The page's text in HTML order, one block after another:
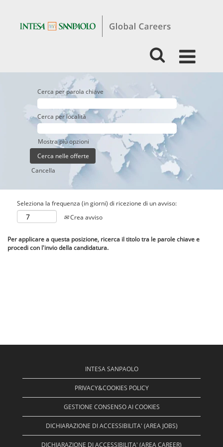
Cerca per parola chiave
Cerca per località
Mostra più opzioni
Cancella
Seleziona la frequenza (in giorni) di ricezione di un avviso:
Crea avviso
Per applicare a questa posizione, ricerca il titolo tra le parole chiave e
procedi con l'invio della candidatura.
INTESA SANPAOLO
PRIVACY&COOKIES POLICY
GESTIONE CONSENSO AI COOKIES
DICHIARAZIONE DI ACCESSIBILITA' (AREA JOBS)
DICHIARAZIONE DI ACCESSIBILITA' (AREA CAREER)